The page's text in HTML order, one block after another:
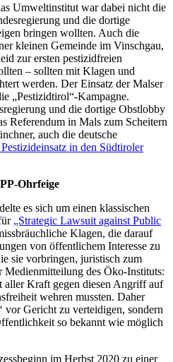
Umweltinstitut war dabei nicht die
und die dortige
bringen wollten. Auch die
kleinen Gemeinde im Vinschgau,
zur ersten pestizidfreien
– sollten mit Klagen und
werden. Der Einsatz der Malser
„Pestizidtirol“-Kampagne.
und die dortige Obstlobby
Referendum in Mals zum Scheitern
auch die deutsche
in den Südtiroler
Ohrfeige
es sich um einen klassischen
„Strategic Lawsuit against Public
Klagen, die darauf
von öffentlichem Interesse zu
sie vorbringen, juristisch zum
Medienmitteilung des Öko-Instituts:
aller Kraft gegen diesen Angriff auf
wehren mussten. Daher
vor Gericht zu verteidigen, sondern
so bekannt wie möglich
im Herbst 2020 zu einer